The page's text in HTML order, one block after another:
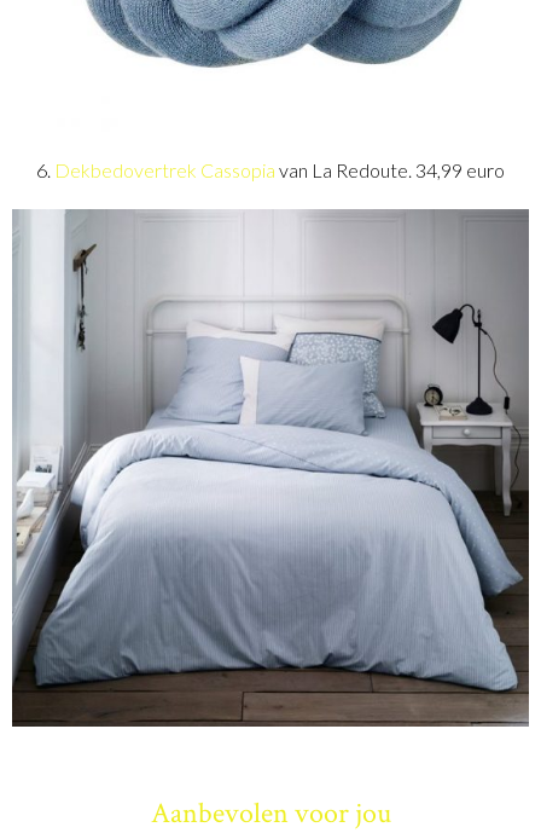
6. Dekbedovertrek Cassopia van La Redoute. 34,99 euro
Aanbevolen voor jou